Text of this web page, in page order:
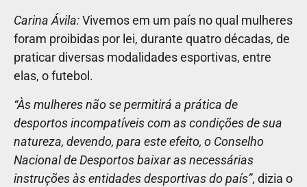
Carina Ávila:Vivemos em um país no qual mulheres
foram proibidas por lei, durante quatro décadas, de
praticar diversas modalidades esportivas, entre
elas, o futebol.
“Às mulheres não se permitirá a prática de
desportos incompatíveis com as condições de sua
natureza, devendo, para este efeito, o Conselho
Nacional de Desportos baixar as necessárias
instruções às entidades desportivas do país”, dizia o